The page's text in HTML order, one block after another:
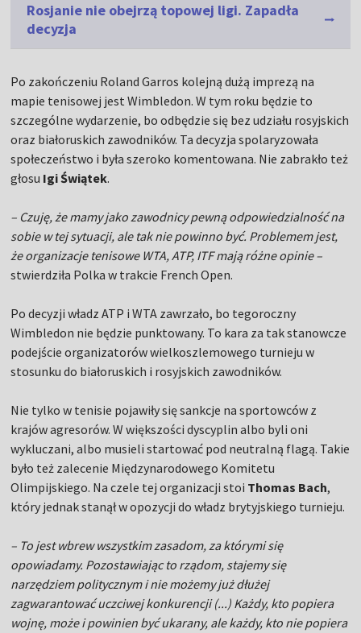
Rosjanie nie obejrzą topowej ligi. Zapadła
decyzja
Po zakończeniu Roland Garros kolejną dużą imprezą na
mapie tenisowej jest Wimbledon. W tym roku będzie to
szczególne wydarzenie, bo odbędzie się bez udziału rosyjskich
oraz białoruskich zawodników. Ta decyzja spolaryzowała
społeczeństwo i była szeroko komentowana. Nie zabrakło też
głosu Igi Świątek.
– Czuję, że mamy jako zawodnicy pewną odpowiedzialność na
sobie w tej sytuacji, ale tak nie powinno być. Problemem jest,
że organizacje tenisowe WTA, ATP, ITF mają różne opinie –
stwierdziła Polka w trakcie French Open.
Po decyzji władz ATP i WTA zawrzało, bo tegoroczny
Wimbledon nie będzie punktowany. To kara za tak stanowcze
podejście organizatorów wielkoszlemowego turnieju w
stosunku do białoruskich i rosyjskich zawodników.
Nie tylko w tenisie pojawiły się sankcje na sportowców z
krajów agresorów. W większości dyscyplin albo byli oni
wykluczani, albo musieli startować pod neutralną flagą. Takie
było też zalecenie Międzynarodowego Komitetu
Olimpijskiego. Na czele tej organizacji stoi Thomas Bach,
który jednak stanął w opozycji do władz brytyjskiego turnieju.
– To jest wbrew wszystkim zasadom, za którymi się
opowiadamy. Pozostawiając to rządom, stajemy się
narzędziem politycznym i nie możemy już dłużej
zagwarantować uczciwej konkurencji (...) Każdy, kto popiera
wojnę, może i powinien być ukarany, ale każdy, kto nie popiera